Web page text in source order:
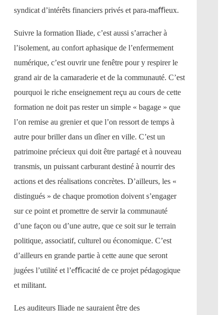
syndicat d’intérêts financiers privés et para-maﬃeux.
Suivre la formation Iliade, c’est aussi s’arracher à
l’isolement, au confort aphasique de l’enfermement
numérique, c’est ouvrir une fenêtre pour y respirer le
grand air de la camaraderie et de la communauté. C’est
pourquoi le riche enseignement reçu au cours de cette
formation ne doit pas rester un simple « bagage » que
l’on remise au grenier et que l’on ressort de temps à
autre pour briller dans un dîner en ville. C’est un
patrimoine précieux qui doit être partagé et à nouveau
transmis, un puissant carburant destiné à nourrir des
actions et des réalisations concrètes. D’ailleurs, les «
distingués » de chaque promotion doivent s’engager
sur ce point et promettre de servir la communauté
d’une façon ou d’une autre, que ce soit sur le terrain
politique, associatif, culturel ou économique. C’est
d’ailleurs en grande partie à cette aune que seront
jugées l’utilité et l’eﬃcacité de ce projet pédagogique
et militant.
Les auditeurs Iliade ne sauraient être des